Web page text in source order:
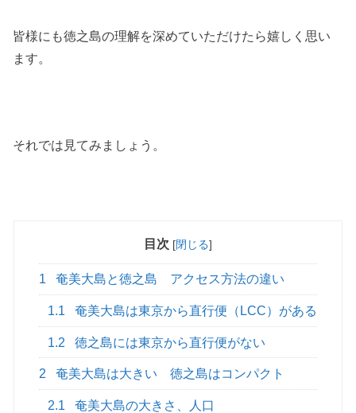
皆様にも徳之島の理解を深めていただけたら嬉しく思い
ます。
それでは見てみましょう。
目次 [閉じる]
1 奄美大島と徳之島 アクセス方法の違い
1.1 奄美大島は東京から直行便（LCC）がある
1.2 徳之島には東京から直行便がない
2 奄美大島は大きい 徳之島はコンパクト
2.1 奄美大島の大きさ、人口